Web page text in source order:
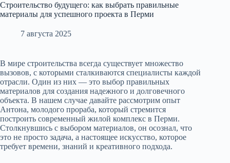
Строительство будущего: как выбрать правильные
материалы для успешного проекта в Перми
7 августа 2025
В мире строительства всегда существует множество
вызовов, с которыми сталкиваются специалисты каждой
отрасли. Один из них — это выбор правильных
материалов для создания надежного и долговечного
объекта. В нашем случае давайте рассмотрим опыт
Антона, молодого прораба, который стремится
построить современный жилой комплекс в Перми.
Столкнувшись с выбором материалов, он осознал, что
это не просто задача, а настоящее искусство, которое
требует времени, знаний и креативного подхода.